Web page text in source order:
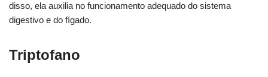
disso, ela auxilia no funcionamento adequado do sistema
digestivo e do fígado.
Triptofano